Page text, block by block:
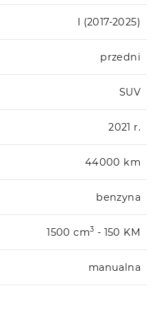
I (2017-2025)
przedni
SUV
2021 r.
44000 km
benzyna
1500 cm3 - 150 KM
manualna